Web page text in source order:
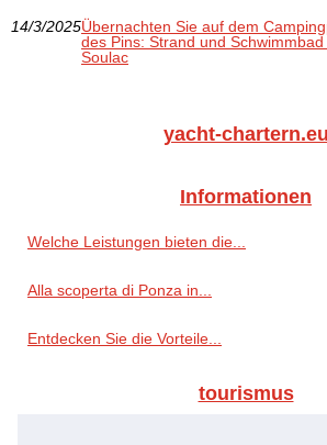
14/3/2025Übernachten Sie auf dem
des Pins: Strand und Schwimmbad
Soulac
yacht-chartern.eu
Informationen
Welche Leistungen bieten die...
Alla scoperta di Ponza in...
Entdecken Sie die Vorteile...
tourismus